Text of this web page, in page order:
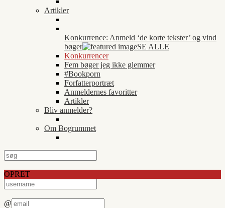
Artikler
Konkurrence: Anmeld ‘de korte tekster’ og vind
bøger
SE ALLE
Konkurrencer
Fem bøger jeg ikke glemmer
#Bookporn
Forfatterportræt
Anmeldernes favoritter
Artikler
Bliv anmelder?
Om Bogrummet
OPRET
@